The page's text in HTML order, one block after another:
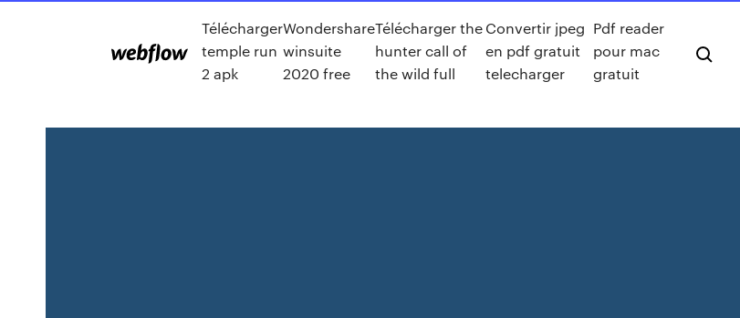
Télécharger
temple run
2 apk
Wondershare
winsuite
2020 free
Télécharger the
hunter call of
the wild full
Convertir jpeg
en pdf gratuit
telecharger
Pdf reader
pour mac
gratuit